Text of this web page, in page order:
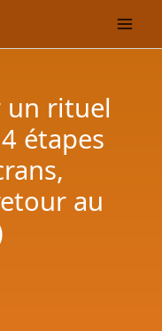
un rituel
étapes
au